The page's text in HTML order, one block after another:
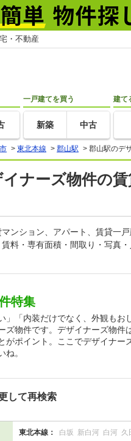
・不動産
一戸建てを買う
新築 中古
建て
> 東北本線 > 郡山駅 > 郡山駅のデ
ナーズ物件の
ンション、アパート、賃貸一
料・専有面積・間取り・写真
特集
」「内装だけでなく、外観もお
ズ物件です。デザイナーズ物件
がポイント。ここでデザイナー
。
して再検索
東北本線： 白坂 新白河 白河 久